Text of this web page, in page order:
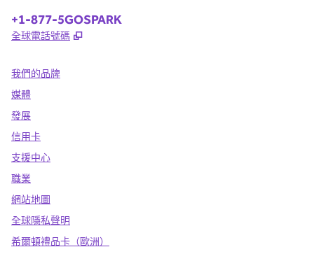
電話：
+1-877-5GOSPARK
全球電話號碼 ,
我們的品牌
媒體
發展
信用卡
支援中心
職業
網站地圖
全球隱私聲明
希爾頓禮品卡（歐洲）